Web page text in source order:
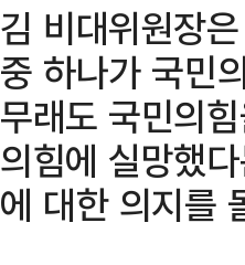
김 비대위원장
중 하나가 국민
무래도 국민의
의힘에 실망했
에 대한 의지를